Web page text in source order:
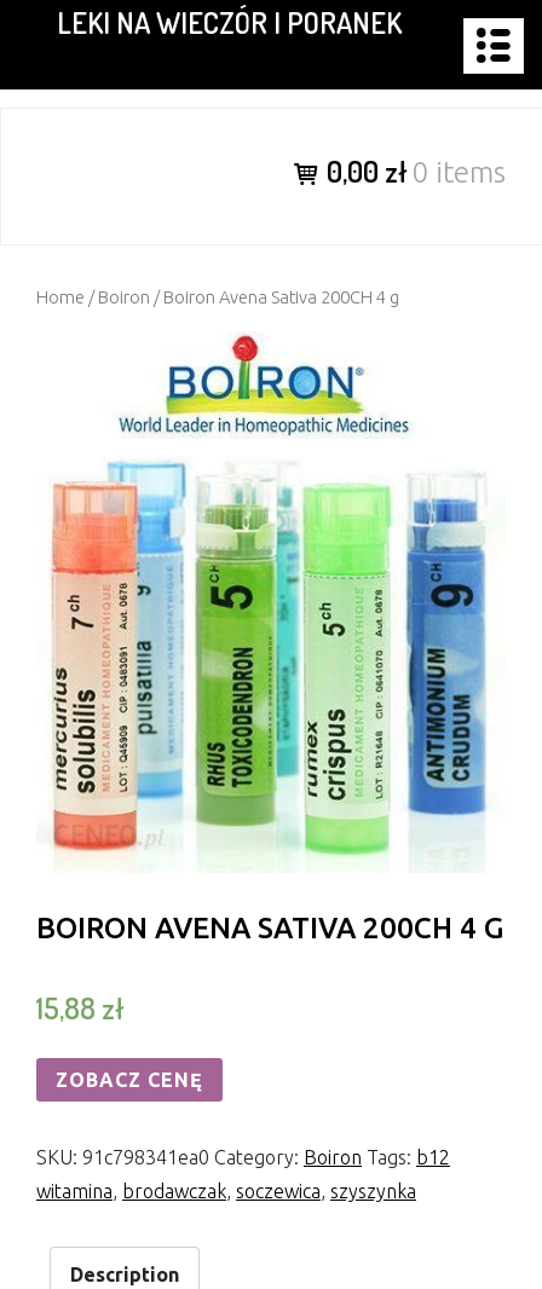
content
LEKI NA WIECZÓR I PORANEK
0,00 zł0 items
Home /Boiron / Boiron Avena Sativa 200CH 4 g
BOIRON AVENA SATIVA 200CH 4 G
15,88 zł
ZOBACZ CENĘ
SKU: 91c798341ea0 Category: Boiron Tags: b12
witamina, brodawczak, soczewica, szyszynka
Description